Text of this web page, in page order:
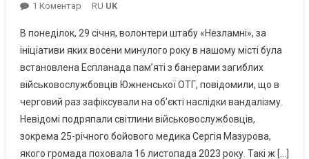
1 КоментарДо
Южному
Волонтери
Звернулись
В
Поліцію
Через
Вандалізм
RU UK
В понеділок, 29 січня, волонтери штабу «Незламні», за
ініціативи яких восени минулого року в нашому місті була
встановлена Еспланада пам’яті з банерами загиблих
військовослужбовців Южненської ОТГ, повідомили, що в
черговий раз зафіксували на об’єкті наслідки вандалізму.
Невідомі подряпали світлини військовослужбовців,
зокрема 25-річного бойового медика Сергія Мазурова,
якого громада поховала 16 листопада 2023 року. Такі ж […]